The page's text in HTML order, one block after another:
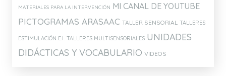
MATERIALES PARA LA INTERVENCIÓN MI CANAL DE YOUTUBE
PICTOGRAMAS ARASAAC TALLER SENSORIAL TALLERES
ESTIMULACIÓN E.I. TALLERES MULTISENSORIALES UNIDADES
DIDÁCTICAS Y VOCABULARIO VIDEOS